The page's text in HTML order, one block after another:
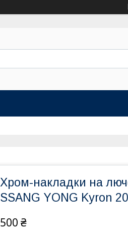
Хром-накладки на
SSANG YONG Kyron
500 ₴